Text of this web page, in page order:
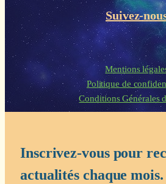
Suivez-
Mentions
Politique de
Conditions Générales
Inscrivez-vous pour
actualités chaque mois.